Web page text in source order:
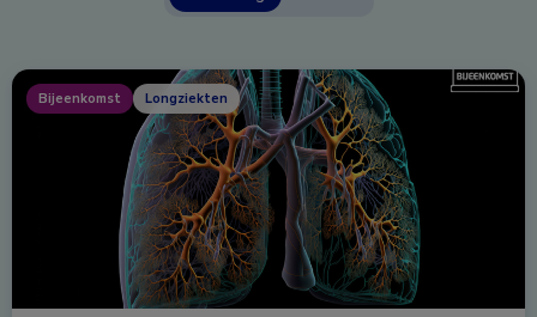
Bijeenkomst Longziekten